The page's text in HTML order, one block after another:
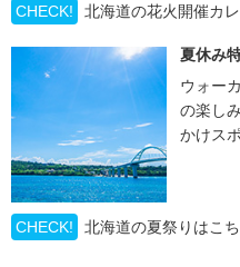
CHECK!
北海道の花火開催カ
夏休み
ウォー
の楽し
かけス
CHECK! 北海道の夏祭りはこ